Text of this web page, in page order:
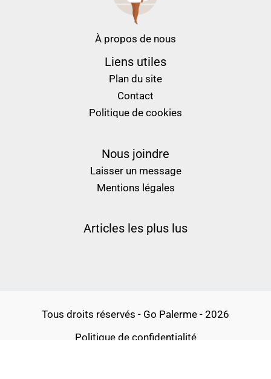
À propos de nous
Liens utiles
Plan du site
Contact
Politique de cookies
Nous joindre
Laisser un message
Mentions légales
Articles les plus lus
Tous droits réservés - Go Palerme - 2026
Politique de confidentialité